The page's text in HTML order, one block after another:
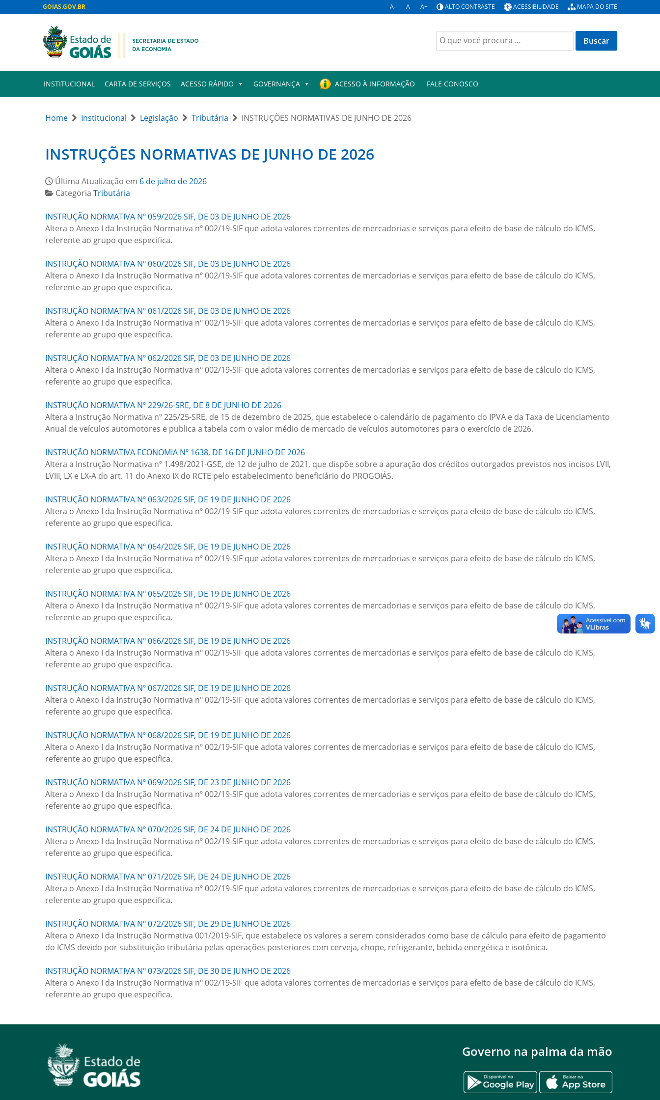
GOIAS.GOV.BR A- A A+ ALTO CONTRASTE ACESSIBILIDADE MAPA DO SITE
INSTITUCIONAL CARTA DE SERVIÇOS ACESSO RÁPIDO GOVERNANÇA ACESSO À INFORMAÇÃO FALE CONOSCO
Home Institucional Legislação Tributária INSTRUÇÕES NORMATIVAS DE JUNHO DE 2026
INSTRUÇÕES NORMATIVAS DE JUNHO DE 2026
Última Atualização em 6 de julho de 2026
Categoria Tributária
INSTRUÇÃO NORMATIVA Nº 059/2026 SIF, DE 03 DE JUNHO DE 2026
Altera o Anexo I da Instrução Normativa nº 002/19-SIF que adota valores correntes de mercadorias e serviços para efeito de base de cálculo do ICMS,
referente ao grupo que especifica.
INSTRUÇÃO NORMATIVA Nº 060/2026 SIF, DE 03 DE JUNHO DE 2026
Altera o Anexo I da Instrução Normativa nº 002/19-SIF que adota valores correntes de mercadorias e serviços para efeito de base de cálculo do ICMS,
referente ao grupo que especifica.
INSTRUÇÃO NORMATIVA Nº 061/2026 SIF, DE 03 DE JUNHO DE 2026
Altera o Anexo I da Instrução Normativa nº 002/19-SIF que adota valores correntes de mercadorias e serviços para efeito de base de cálculo do ICMS,
referente ao grupo que especifica.
INSTRUÇÃO NORMATIVA Nº 062/2026 SIF, DE 03 DE JUNHO DE 2026
Altera o Anexo I da Instrução Normativa nº 002/19-SIF que adota valores correntes de mercadorias e serviços para efeito de base de cálculo do ICMS,
referente ao grupo que especifica.
INSTRUÇÃO NORMATIVA Nº 229/26-SRE, DE 8 DE JUNHO DE 2026
Altera a Instrução Normativa nº 225/25-SRE, de 15 de dezembro de 2025, que estabelece o calendário de pagamento do IPVA e da Taxa de Licenciamento
Anual de veículos automotores e publica a tabela com o valor médio de mercado de veículos automotores para o exercício de 2026.
INSTRUÇÃO NORMATIVA ECONOMIA Nº 1638, DE 16 DE JUNHO DE 2026
Altera a Instrução Normativa nº 1.498/2021-GSE, de 12 de julho de 2021, que dispõe sobre a apuração dos créditos outorgados previstos nos incisos LVII,
LVIII, LX e LX-A do art. 11 do Anexo IX do RCTE pelo estabelecimento beneficiário do PROGOIÁS.
INSTRUÇÃO NORMATIVA Nº 063/2026 SIF, DE 19 DE JUNHO DE 2026
Altera o Anexo I da Instrução Normativa nº 002/19-SIF que adota valores correntes de mercadorias e serviços para efeito de base de cálculo do ICMS,
referente ao grupo que especifica.
INSTRUÇÃO NORMATIVA Nº 064/2026 SIF, DE 19 DE JUNHO DE 2026
Altera o Anexo I da Instrução Normativa nº 002/19-SIF que adota valores correntes de mercadorias e serviços para efeito de base de cálculo do ICMS,
referente ao grupo que especifica.
INSTRUÇÃO NORMATIVA Nº 065/2026 SIF, DE 19 DE JUNHO DE 2026
Altera o Anexo I da Instrução Normativa nº 002/19-SIF que adota valores correntes de mercadorias e serviços para efeito de base de cálculo do ICMS,
referente ao grupo que especifica.
INSTRUÇÃO NORMATIVA Nº 066/2026 SIF, DE 19 DE JUNHO DE 2026
Altera o Anexo I da Instrução Normativa nº 002/19-SIF que adota valores correntes de mercadorias e serviços para efeito de base de cálculo do ICMS,
referente ao grupo que especifica.
INSTRUÇÃO NORMATIVA Nº 067/2026 SIF, DE 19 DE JUNHO DE 2026
Altera o Anexo I da Instrução Normativa nº 002/19-SIF que adota valores correntes de mercadorias e serviços para efeito de base de cálculo do ICMS,
referente ao grupo que especifica.
INSTRUÇÃO NORMATIVA Nº 068/2026 SIF, DE 19 DE JUNHO DE 2026
Altera o Anexo I da Instrução Normativa nº 002/19-SIF que adota valores correntes de mercadorias e serviços para efeito de base de cálculo do ICMS,
referente ao grupo que especifica.
INSTRUÇÃO NORMATIVA Nº 069/2026 SIF, DE 23 DE JUNHO DE 2026
Altera o Anexo I da Instrução Normativa nº 002/19-SIF que adota valores correntes de mercadorias e serviços para efeito de base de cálculo do ICMS,
referente ao grupo que especifica.
INSTRUÇÃO NORMATIVA Nº 070/2026 SIF, DE 24 DE JUNHO DE 2026
Altera o Anexo I da Instrução Normativa nº 002/19-SIF que adota valores correntes de mercadorias e serviços para efeito de base de cálculo do ICMS,
referente ao grupo que especifica.
INSTRUÇÃO NORMATIVA Nº 071/2026 SIF, DE 24 DE JUNHO DE 2026
Altera o Anexo I da Instrução Normativa nº 002/19-SIF que adota valores correntes de mercadorias e serviços para efeito de base de cálculo do ICMS,
referente ao grupo que especifica.
INSTRUÇÃO NORMATIVA Nº 072/2026 SIF, DE 29 DE JUNHO DE 2026
Altera o Anexo I da Instrução Normativa 001/2019-SIF, que estabelece os valores a serem considerados como base de cálculo para efeito de pagamento
do ICMS devido por substituição tributária pelas operações posteriores com cerveja, chope, refrigerante, bebida energética e isotônica.
INSTRUÇÃO NORMATIVA Nº 073/2026 SIF, DE 30 DE JUNHO DE 2026
Altera o Anexo I da Instrução Normativa nº 002/19-SIF que adota valores correntes de mercadorias e serviços para efeito de base de cálculo do ICMS,
referente ao grupo que especifica.
Governo na palma da mão